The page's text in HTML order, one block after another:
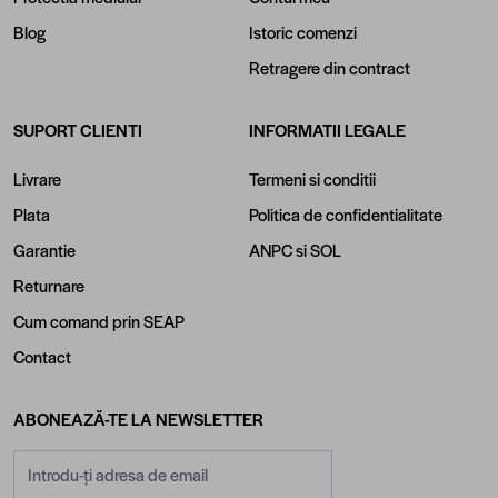
Blog
Istoric comenzi
Retragere din contract
SUPORT CLIENTI
Livrare
Plata
Garantie
Returnare
Cum comand prin SEAP
Contact
INFORMATII LEGALE
Termeni si conditii
Politica de confidentialitate
ANPCsiSOL
ABONEAZĂ-TE LA NEWSLETTER